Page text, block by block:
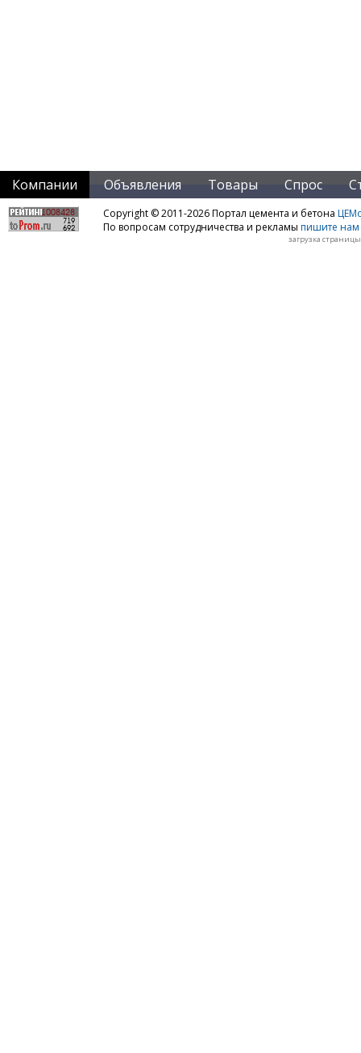
Компании Объявления Товары Спрос
Copyright © 2011-2026 Портал цемента и бетона
По вопросам сотрудничества и рекламы пишите нам
загрузка